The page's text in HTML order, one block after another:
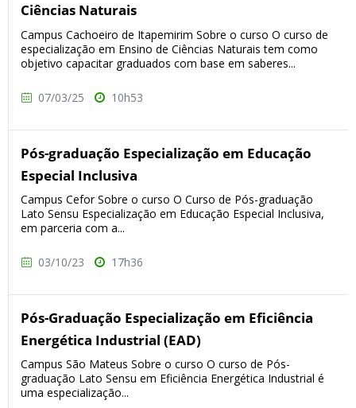
Ciências Naturais
Campus Cachoeiro de Itapemirim Sobre o curso O curso de
especialização em Ensino de Ciências Naturais tem como
objetivo capacitar graduados com base em saberes...
07/03/25 10h53
Pós-graduação Especialização em Educação
Especial Inclusiva
Campus Cefor Sobre o curso O Curso de Pós-graduação
Lato Sensu Especialização em Educação Especial Inclusiva,
em parceria com a...
03/10/23 17h36
Pós-Graduação Especialização em Eficiência
Energética Industrial (EAD)
Campus São Mateus Sobre o curso O curso de Pós-
graduação Lato Sensu em Eficiência Energética Industrial é
uma especialização...